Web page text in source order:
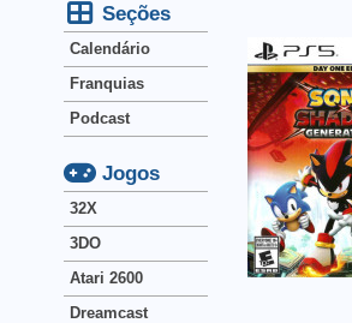
Seções
Calendário
Franquias
Podcast
Jogos
32X
3DO
Atari 2600
Dreamcast